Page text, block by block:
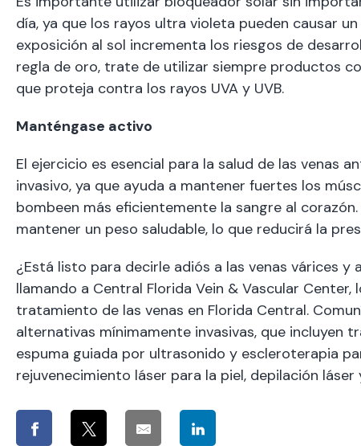
día, ya que los rayos ultra violeta pueden causar
exposición al sol incrementa los riesgos de
regla de oro, trate de utilizar siempre productos
que proteja contra los rayos UVA y UVB.
Manténgase activo
El ejercicio es esencial para la salud de las venas
invasivo, ya que ayuda a mantener fuertes los
bombeen más eficientemente la sangre al
mantener un peso saludable, lo que reducirá la
¿Está listo para decirle adiós a las venas várices
llamando a Central Florida Vein & Vascular
tratamiento de las venas en Florida Central.
alternativas mínimamente invasivas, que incluyen
espuma guiada por ultrasonido y escleroterapia
rejuvenecimiento láser para la piel, depilación